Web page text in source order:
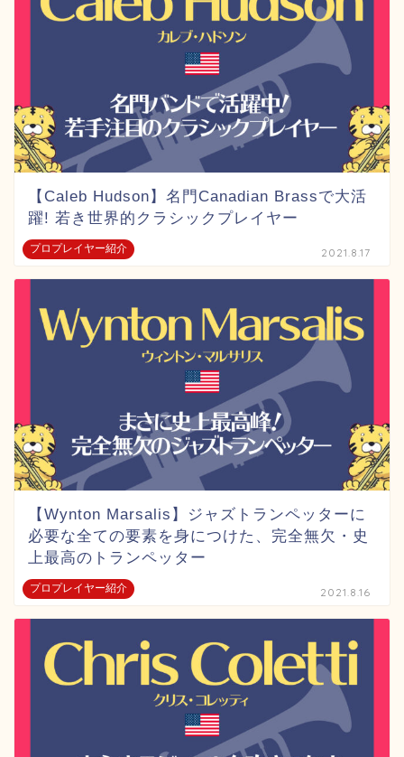
プロプレイヤー紹介
【Caleb Hudson】名門Canadian Brassで大活
躍! 若き世界的クラシックプレイヤー
2021.8.17
プロプレイヤー紹介
【Wynton Marsalis】ジャズトランペッターに
必要な全ての要素を身につけた、完全無欠・史
上最高のトランペッター
2021.8.16